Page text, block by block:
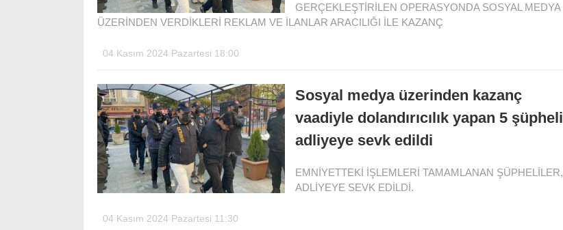
GERÇEKLEŞTİRİLEN OPERASYONDA SOSYAL MEDYA
ÜZERİNDEN VERDİKLERİ REKLAM VE İLANLAR ARACILIĞI İLE KAZANÇ
04 Kasım 2024 Pazartesi 18:00
Sosyal medya üzerinden kazanç
vaadiyle dolandırıcılık yapan 5 şüpheli
adliyeye sevk edildi
EMNİYETTEKİ İŞLEMLERİ TAMAMLANAN ŞÜPHELİLER,
ADLİYEYE SEVK EDİLDİ.
04 Kasım 2024 Pazartesi 11:30